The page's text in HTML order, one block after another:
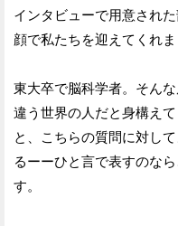
インタビューで用意され
顔で私たちを迎えてくれま
東大卒で脳科学者。そん
違う世界の人だと身構え
と、こちらの質問に対し
るーーひと言で表すのな
す。